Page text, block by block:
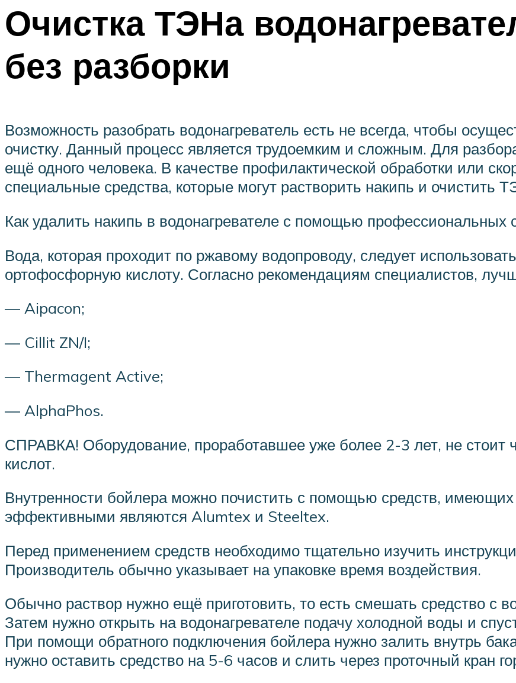
Очистка ТЭНа
без разборки
Возможность разобрать водонагреватель есть не всегда, чтобы
очистку. Данный процесс является трудоемким и сложным. Для
ещё одного человека. В качестве профилактической обработки или
специальные средства, которые могут растворить накипь и очистить
Как удалить накипь в водонагревателе с помощью профессиональных
Вода, которая проходит по ржавому водопроводу, следует
ортофосфорную кислоту. Согласно рекомендациям специалистов,
— Aipacon;
— Cillit ZN/I;
— Thermagent Active;
— AlphaPhos.
СПРАВКА! Оборудование, проработавшее уже более 2-3 лет, не стоит
кислот.
Внутренности бойлера можно почистить с помощью средств,
эффективными являются Alumtex и Steeltex.
Перед применением средств необходимо тщательно изучить
Производитель обычно указывает на упаковке время воздействия.
Обычно раствор нужно ещё приготовить, то есть смешать средство с
Затем нужно открыть на водонагревателе подачу холодной воды и
При помощи обратного подключения бойлера нужно залить внутрь
нужно оставить средство на 5-6 часов и слить через проточный кран